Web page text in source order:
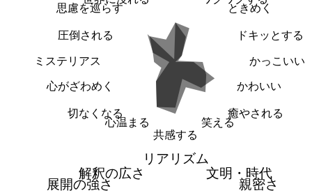
ときめく
ドキッとする
かっこいい
かわいい
癒やされる
笑える
共感する
心温まる
切なくなる
心がざわめく
ミステリアス
圧倒される
思慮を巡らす
リアリズム
文明・時代
親密さ
展開の強さ
解釈の広さ